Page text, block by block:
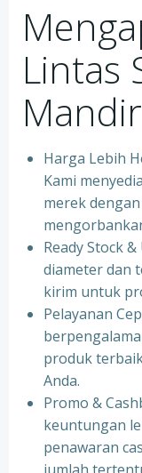
Lintas
Harga Lebih
Kami
merek
Ready Stock
diameter dan
kirim untuk
Pelayanan
produk
Anda.
Promo &
keuntungan
penawaran